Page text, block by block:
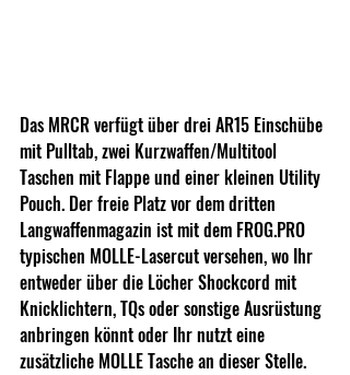
Das MRCR verfügt über drei AR15 Einschübe
mit Pulltab, zwei Kurzwaffen/Multitool
Taschen mit Flappe und einer kleinen Utility
Pouch. Der freie Platz vor dem dritten
Langwaffenmagazin ist mit dem FROG.PRO
typischen MOLLE-Lasercut versehen, wo Ihr
entweder über die Löcher Shockcord mit
Knicklichtern, TQs oder sonstige Ausrüstung
anbringen könnt oder Ihr nutzt eine
zusätzliche MOLLE Tasche an dieser Stelle.